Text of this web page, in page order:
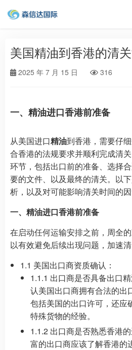
美国精油到香港的清
2025 年 7 月 15 日 316
一、精油进口香港前准备
从美国进口精油到香港，需要仔
合香港的法规要求并顺利完成清
环节，包括出口前的准备、选择
要的文件、以及最终的清关。以
析，以及对可能影响清关时间的因
一、精油进口香港前准备
在启动任何运输安排之前，周全
以有效避免后续出现问题，加速清
1.1 美国出口商资质确认：
1.1.1 出口商是否具备出口
认美国出口商拥有合法的出
包括美国的出口许可，还应
特殊货物的经验。
1.1.2 出口商是否熟悉香港
富的出口商应该了解香港的